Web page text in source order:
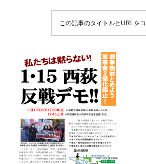
この記事のタイトルとURLを